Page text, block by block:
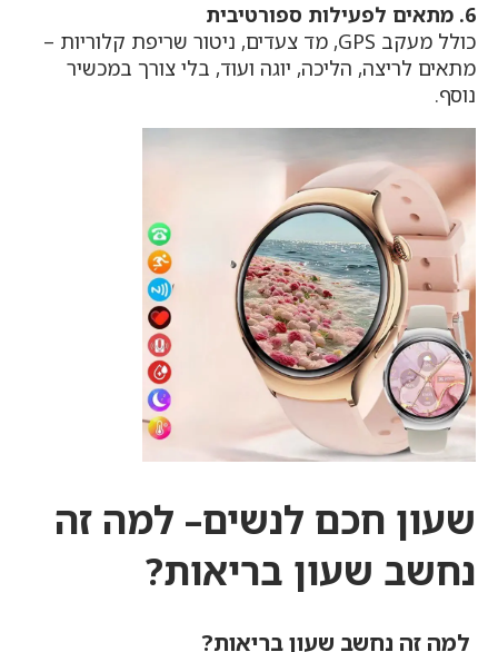
6. מתאים לפעילות ספורטיבית
כולל מעקב GPS, מד צעדים, ניטור שריפת קלוריות –
מתאים לריצה, הליכה, יוגה ועוד, בלי צורך במכשיר
נוסף.
שעון חכם לנשים– למה זה
נחשב שעון בריאות?
למה זה נחשב שעון בריאות?